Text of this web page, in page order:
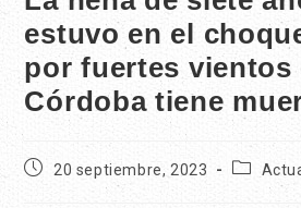
estuvo en el
por fuertes vientos
Córdoba tiene
20 septiembre, 2023